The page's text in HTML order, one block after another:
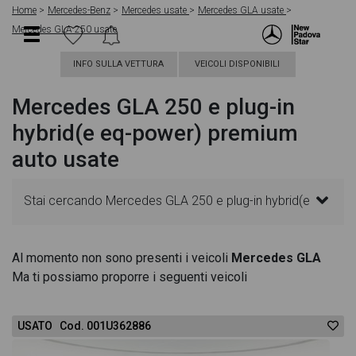
Home Mercedes-Benz Mercedes usate
Mercedes GLA usate
Mercedes GLA 250 usate
INFO SULLA VETTURA VEICOLI DISPONIBILI
Mercedes GLA 250 e plug-in
hybrid(e eq-power) premium
auto usate
Stai cercando Mercedes GLA 250 e plug-in hybrid(e
le migliori offerte per acquistare un veicolo
Mercedes usato. Le schede veicolo sono
Al momento non sono presenti i veicoli Mercedes GLA
Ma ti possiamo proporre i seguenti veicoli
USATO Cod. 001U362886